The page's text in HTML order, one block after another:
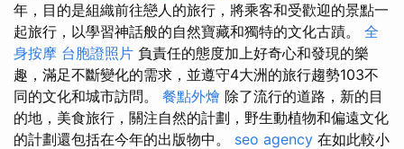
年，目的是組織前往戀人的旅行，將乘客和受歡迎的景點一
起旅行，以學習神話般的自然寶藏和獨特的文化古蹟。 全
身按摩 台胞證照片 負責任的態度加上好奇心和發現的樂
趣，滿足不斷變化的需求，並遵守4大洲的旅行趨勢103不
同的文化和城市訪問。 餐點外燴 除了流行的道路，新的目
的地，美食旅行，關注自然的計劃，野生動植物和偏遠文化
的計劃還包括在今年的出版物中。 seo agency 在如此較小